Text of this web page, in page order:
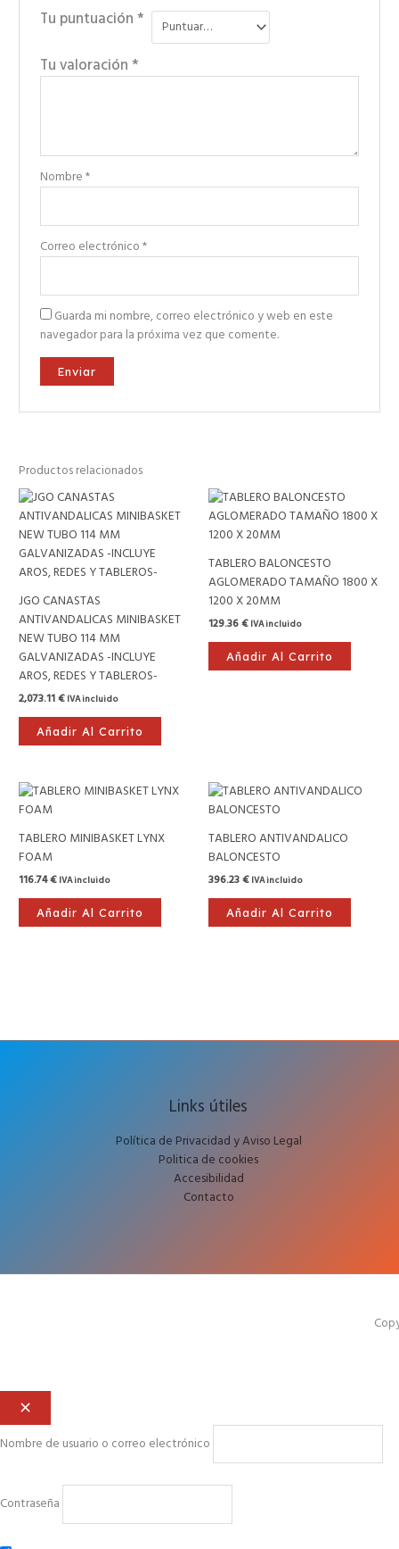
Tu puntuación*
Tu valoración*
Nombre*
Correo electrónico*
Guarda mi nombre, correo electrónico y web en este
navegador para la próxima vez que comente.
Productos relacionados
JGO CANASTAS
ANTIVANDALICAS MINIBASKET
NEW TUBO 114 MM
GALVANIZADAS -INCLUYE
AROS, REDES Y TABLEROS-
2,073.11€ IVA incluido
Añadir Al Carrito
TABLERO BALONCESTO
AGLOMERADO TAMAÑO 1800 X
1200 X 20MM
129.36€ IVA incluido
Añadir Al Carrito
TABLERO MINIBASKET LYNX
FOAM
116.74€ IVA incluido
Añadir Al Carrito
TABLERO ANTIVANDALICO
BALONCESTO
396.23€ IVA incluido
Añadir Al Carrito
Links útiles
Política de Privacidad y Aviso Legal
Politica de cookies
Accesibilidad
Contacto
Nombre de usuario o correo electrónico
Contraseña